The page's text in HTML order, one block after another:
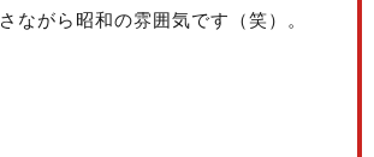
ながら昭和の雰囲気です（笑）。